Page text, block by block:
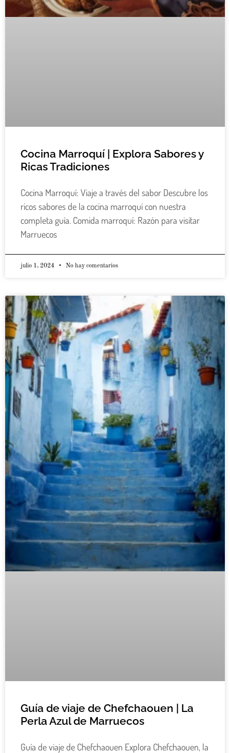
Cocina Marroquí | Explora Sabores y
Ricas Tradiciones
Cocina Marroquí: Viaje a través del sabor Descubre los
ricos sabores de la cocina marroquí con nuestra
completa guía. Comida marroquí: Razón para visitar
Marruecos
julio 1, 2024 No hay comentarios
Guía de viaje de Chefchaouen | La
Perla Azul de Marruecos
Guía de viaje de Chefchaouen Explora Chefchaouen, la